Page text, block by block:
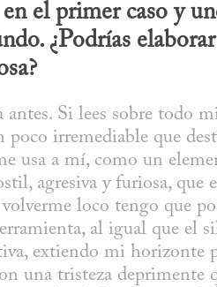
el primer caso y
¿Podrías
Si lees sobre todo
poco irremediable que
usa a mí, como un
agresiva y furiosa, que
loco tengo que
al igual que el
extiendo mi horizonte
una tristeza deprimente